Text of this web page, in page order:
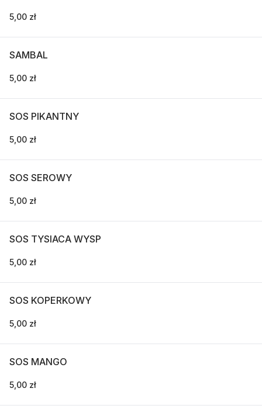
5,00 zł
SAMBAL
5,00 zł
SOS PIKANTNY
5,00 zł
SOS SEROWY
5,00 zł
SOS TYSIACA WYSP
5,00 zł
SOS KOPERKOWY
5,00 zł
SOS MANGO
5,00 zł